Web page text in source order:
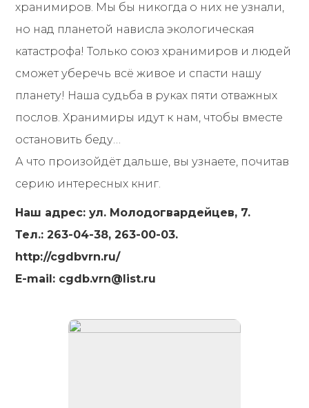
хранимиров. Мы бы никогда о них не узнали,
но над планетой нависла экологическая
катастрофа! Только союз хранимиров и людей
сможет уберечь всё живое и спасти нашу
планету! Наша судьба в руках пяти отважных
послов. Хранимиры идут к нам, чтобы вместе
остановить беду…
А что произойдёт дальше, вы узнаете, почитав
серию интересных книг.
Наш адрес: ул. Молодогвардейцев, 7.
Тел.: 263-04-38, 263-00-03.
http://cgdbvrn.ru/
E-mail : cgdb.vrn@ list.ru